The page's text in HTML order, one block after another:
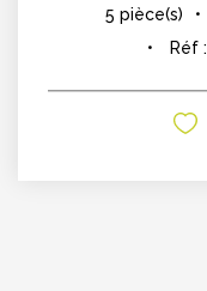
5 pièce(s)
Réf :